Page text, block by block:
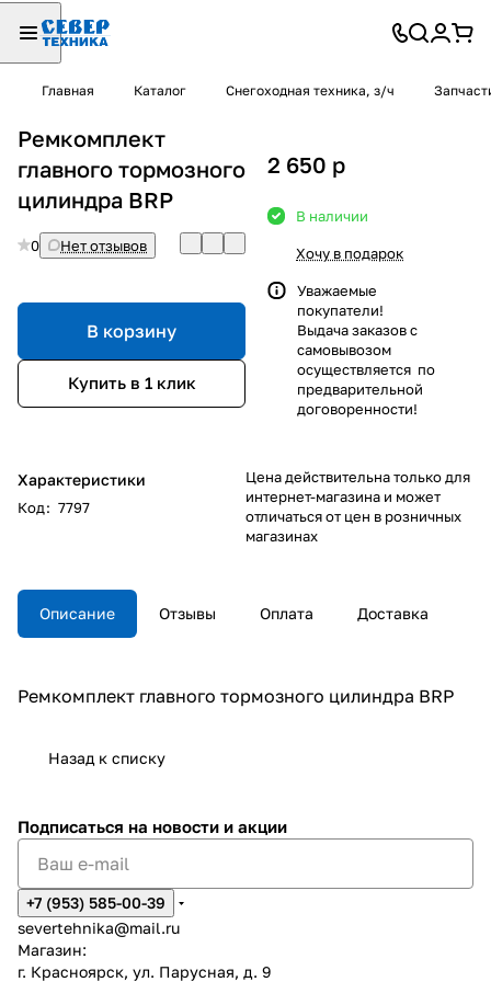
Главная Каталог Снегоходная техника, з/ч
Ремкомплект
главного тормозного
цилиндра BRP
0 Нет отзывов
В корзину
Купить в 1 клик
Характеристики
Код: 7797
2 650 p
В наличии
Хочу в подарок
Уважаемые
покупатели!
Выдача заказов с
самовывозом
осуществляется по
предварительной
договоренности!
Цена действительна только для
интернет-магазина и может
отличаться от цен в розничных
магазинах
Описание Отзывы Оплата Доставка
Ремкомплект главного тормозного цилиндра BRP
Назад к списку
Подписаться на новости и акции
+7 (953) 585-00-39
severtehnika@mail.ru
Магазин:
г. Красноярск, ул. Парусная, д. 9